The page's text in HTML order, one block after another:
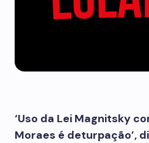
‘Uso da Lei Magnitsky
Moraes é deturpação’,